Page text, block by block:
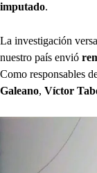
imputado.
La investigación
nuestro país envió
Como responsables
Galeano, Víctor